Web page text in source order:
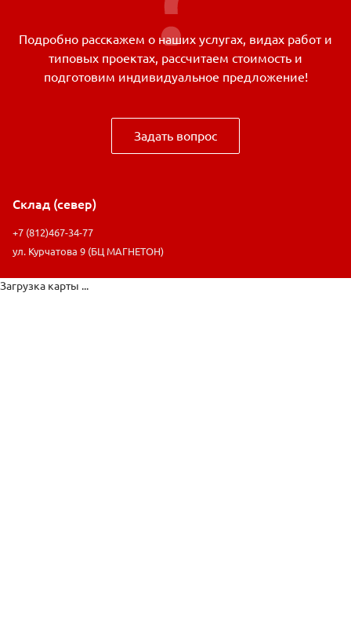
Подробно расскажем о наших услугах, видах работ и
типовых проектах, рассчитаем стоимость и
подготовим индивидуальное предложение!
Задать вопрос
Склад (север)
+7 (812)467-34-77
ул. Курчатова 9 (БЦ МАГНЕТОН)
Загрузка карты ...